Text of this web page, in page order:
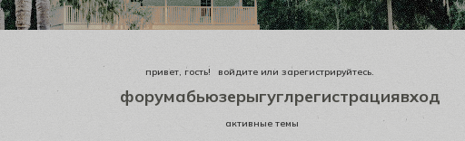
форумабьюзерыгуглрегистрациявход
активные темы
привет, гость! войдитеили зарегистрируйтесь.